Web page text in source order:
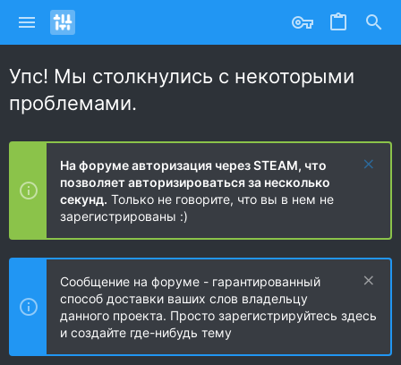
Упс! Мы столкнулись с некоторыми
проблемами.
На форуме авторизация через STEAM, что
позволяет авторизироваться за несколько
секунд. Только не говорите, что вы в нем не
зарегистрированы :)
Сообщение на форуме - гарантированный
способ доставки ваших слов владельцу
данного проекта. Просто зарегистрируйтесь здесь
и создайте где-нибудь тему